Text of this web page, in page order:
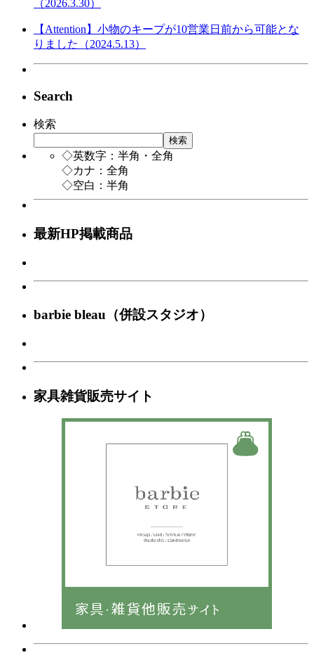
（2026.3.30）
【Attention】小物のキープが10営業日前から可能とな
りました（2024.5.13）
Search
検索
検索
◇英数字：半角・全角
◇カナ：全角
◇空白：半角
最新HP掲載商品
barbie bleau（併設スタジオ）
家具雑貨販売サイト